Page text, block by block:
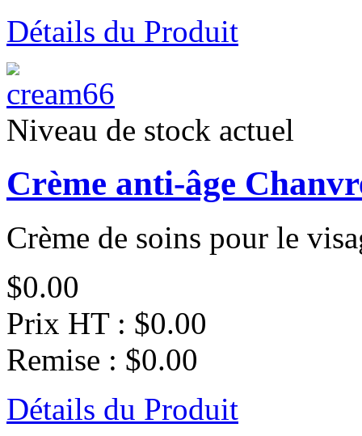
Détails du Produit
Niveau de stock actuel
Crème anti-âge
Crème de soins pour le
$0.00
Prix HT : $0.00
Remise : $0.00
Détails du Produit